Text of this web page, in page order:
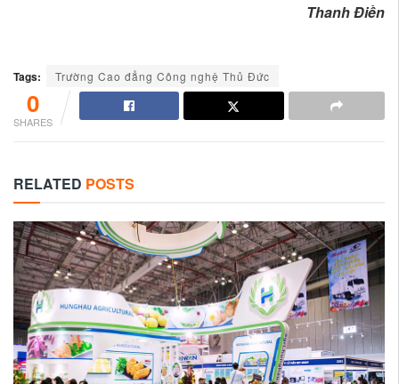
Thanh Điền
Tags: Trường Cao đẳng Công nghệ Thủ Đức
0
SHARES
RELATED POSTS